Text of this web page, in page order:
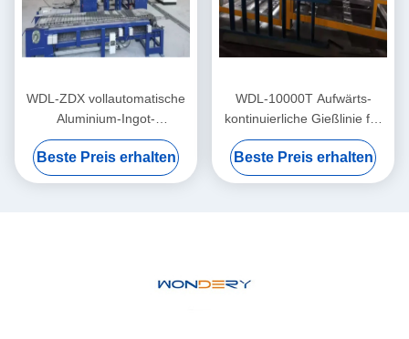
WDL-ZDX vollautomatische
Aluminium-Ingot-
Gießmaschine
Beste Preis erhalten
WDL-10000T Aufwärts-
kontinuierliche Gießlinie für
sauerstofffreie Kupferstäbe
mit 10.000 Tonnen
Jahresleistung und 20
Beste Preis erhalten